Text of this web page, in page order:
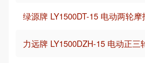
绿源牌 LY1500DT-15 电动两轮摩
力远牌 LY1500DZH-15 电动正三